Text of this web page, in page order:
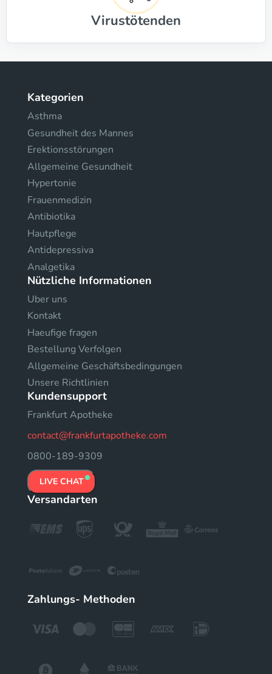
Virustötenden
Kategorien
Asthma
Gesundheit des Mannes
Erektionsstörungen
Allgemeine Gesundheit
Hypertonie
Frauenmedizin
Antibiotika
Hautpflege
Antidepressiva
Analgetika
Nützliche Informationen
Uber uns
Kontakt
Haeufige fragen
Bestellung Verfolgen
Allgemeine Geschäftsbedingungen
Unsere Richtlinien
Kundensupport
Frankfurt Apotheke
contact@frankfurtapotheke.com
0800-189-9309
LIVE CHAT
Versandarten
Zahlungs- Methoden